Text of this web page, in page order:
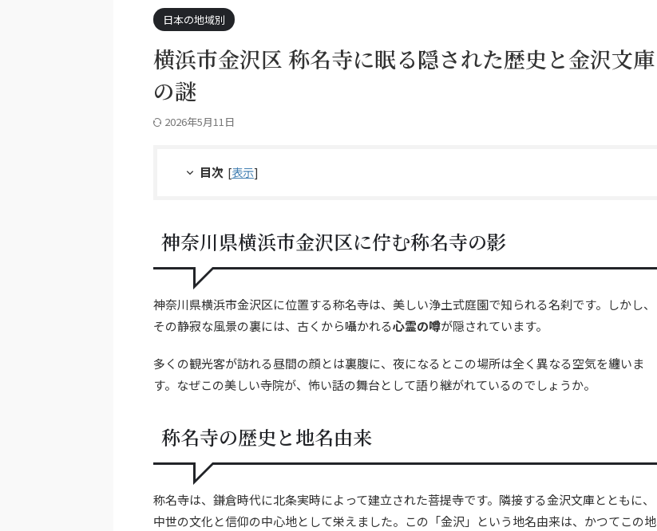
日本の地域別
横浜市金沢区 称名寺に眠る隠された歴史と金沢文庫
の謎
2026年5月11日
目次 [表示]
神奈川県横浜市金沢区に佇む称名寺の影
神奈川県横浜市金沢区に位置する称名寺は、美しい浄土式庭園で知られる名刹です。しかし、
その静寂な風景の裏には、古くから囁かれる心霊の噂が隠されています。
多くの観光客が訪れる昼間の顔とは裏腹に、夜になるとこの場所は全く異なる空気を纏いま
す。なぜこの美しい寺院が、怖い話の舞台として語り継がれているのでしょうか。
称名寺の歴史と地名由来
称名寺は、鎌倉時代に北条実時によって建立された菩提寺です。隣接する金沢文庫とともに、
中世の文化と信仰の中心地として栄えました。この「金沢」という地名由来は、かつてこの地